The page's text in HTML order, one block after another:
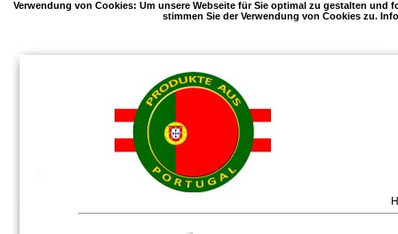
Verwendung von Cookies: Um unsere Webseite für Sie optimal zu gestalten
stimmen Sie der Verwendung von Cookies zu.